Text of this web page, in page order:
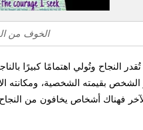
الخوف من
النجاح وتُولي اهتمامًا كبيرًا
بقيمته الشخصية، ومكانته
فهناك أشخاص يخافون من